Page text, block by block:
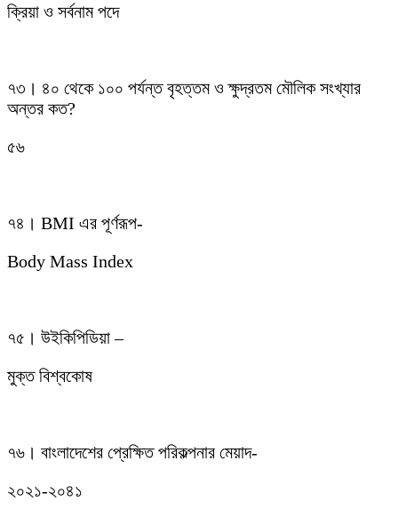
ক্রিয়া ও সর্বনাম পদে
৭৩। ৪০ থেকে ১০০ পর্যন্ত বৃহত্তম ও ক্ষুদ্রতম মৌলিক সংখ্যার
অন্তর কত?
৫৬
৭৪। BMI এর পূর্ণরূপ-
Body Mass Index
৭৫। উইকিপিডিয়া –
মুক্ত বিশ্বকোষ
৭৬। বাংলাদেশের প্রেক্ষিত পরিকল্পনার মেয়াদ-
২০২১-২০৪১